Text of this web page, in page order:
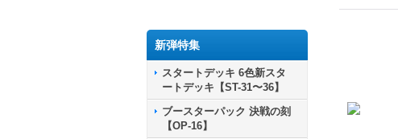
新弾特集
スタートデッキ 6色新スタ
ートデッキ【ST-31〜36】
ブースターパック 決戦の刻
【OP-16】